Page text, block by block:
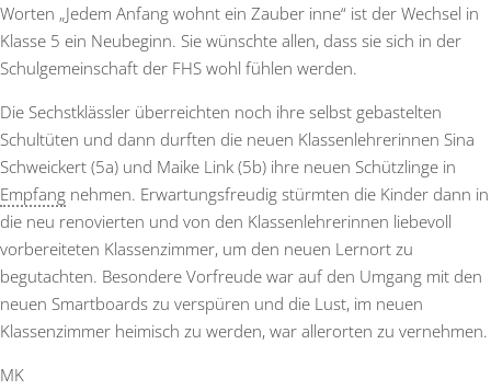
Worten „Jedem Anfang wohnt ein Zauber inne“ ist der Wechsel in
Klasse 5 ein Neubeginn. Sie wünschte allen, dass sie sich in der
Schulgemeinschaft der FHS wohl fühlen werden.
Die Sechstklässler überreichten noch ihre selbst gebastelten
Schultüten und dann durften die neuen Klassenlehrerinnen Sina
Schweickert (5a) und Maike Link (5b) ihre neuen Schützlinge in
Empfang nehmen. Erwartungsfreudig stürmten die Kinder dann in
die neu renovierten und von den Klassenlehrerinnen liebevoll
vorbereiteten Klassenzimmer, um den neuen Lernort zu
begutachten. Besondere Vorfreude war auf den Umgang mit den
neuen Smartboards zu verspüren und die Lust, im neuen
Klassenzimmer heimisch zu werden, war allerorten zu vernehmen.
MK